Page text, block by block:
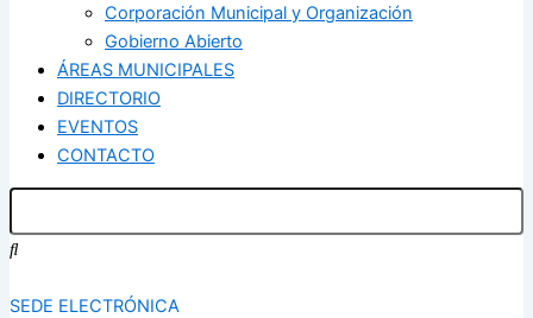
Corporación Municipal y Organización
Gobierno Abierto
ÁREAS MUNICIPALES
DIRECTORIO
EVENTOS
CONTACTO
SEDE ELECTRÓNICA